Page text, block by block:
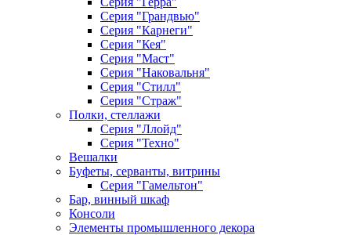
Серия "Грандвью"
Серия "Карнеги"
Серия "Кея"
Серия "Маст"
Серия "Наковальня"
Серия "Стилл"
Серия "Страж"
Полки, стеллажи
Серия "Ллойд"
Серия "Техно"
Вешалки
Буфеты, серванты, витрины
Серия "Гамельтон"
Бар, винный шкаф
Консоли
Элементы промышленного декора